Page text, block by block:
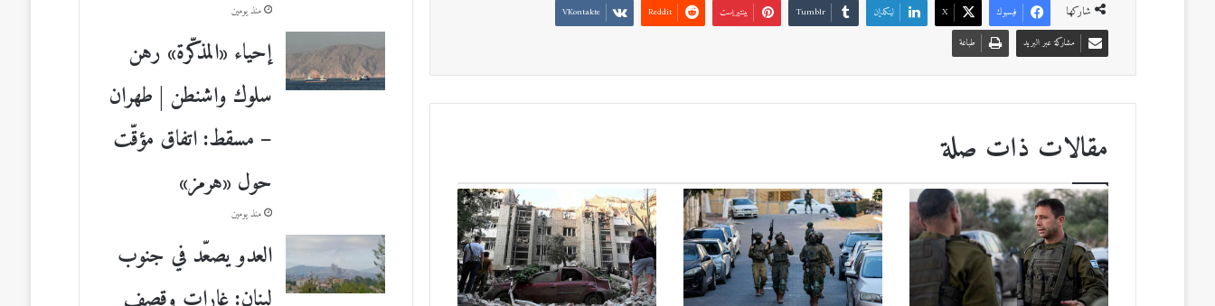
شاركها فيسبوك ‫X لينكدإن بينتيريست
مشاركة عبر البريد
طباعة
مقالات ذات صلة
منذ يومين
إحياء «المذكّرة» رهن
سلوك واشنطن | طهران
– مسقط: اتفاق مؤقّت
حول «هرمز»
منذ يومين
العدو يصعّد في جنوب